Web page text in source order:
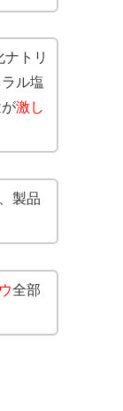
ナトリ
ル塩
激し
製品
全部